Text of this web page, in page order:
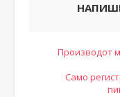
Производот
Само